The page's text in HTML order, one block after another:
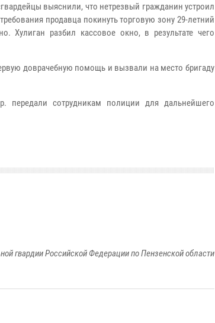
выяснили, что нетрезвый гражданин устроил
продавца покинуть торговую зону 29-летний
Хулиган разбил кассовое окно, в результате чего
доврачебную помощь и вызвали на место бригаду
передали сотрудникам полиции для дальнейшего
гвардии Российской Федерации по Пензенской области